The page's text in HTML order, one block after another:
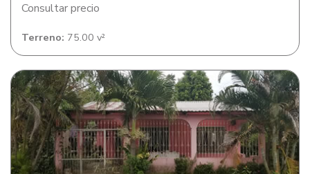
Consultar precio
Terreno: 75.00 v²
Casa de habitación en Lomitas del Este